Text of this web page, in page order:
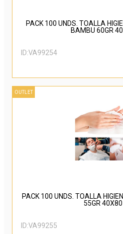
PACK 100 UNDS. TOALLA
BAMBU 60GR
ID:VA99254
OUTLET
PACK 100 UNDS. TOALLA
55GR 40X80
ID:VA99255